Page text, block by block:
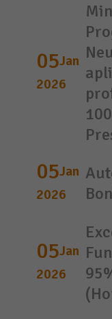
05Jan
2026
05Jan
2026
05Jan
2026